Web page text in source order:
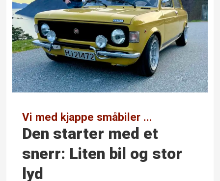
Vi med kjappe småbiler ...
Den starter med et
snerr: Liten bil og stor
lyd